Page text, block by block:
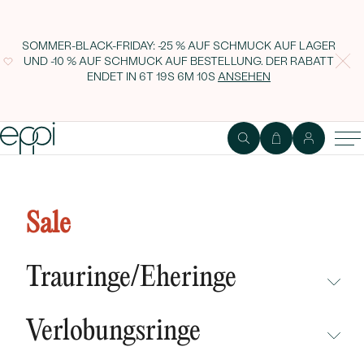
SOMMER-BLACK-FRIDAY: -25 % AUF SCHMUCK AUF LAGER
UND -10 % AUF SCHMUCK AUF BESTELLUNG. DER RABATT
ENDET IN6T 19S 6M 9S ANSEHEN
Sale
Trauringe/Eheringe
NEUHEITEN
Verlobungsringe